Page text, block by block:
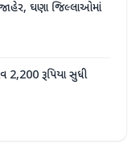
ઘણા જિલ્લાઓમાં
2,200 રૂપિયા સુધી